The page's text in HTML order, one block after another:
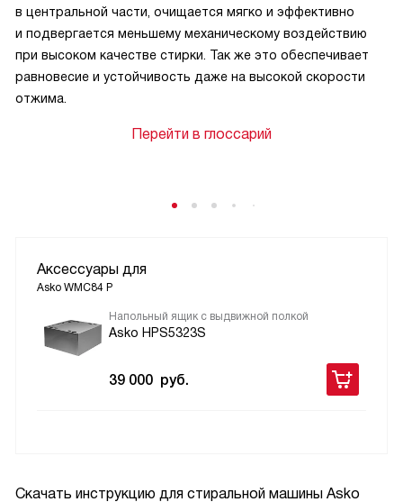
Скачать инструкцию для стиральной машины Asko
в центральной части, очищается мягко и эффективно
и подвергается меньшему механическому воздействию
при высоком качестве стирки. Так же это обеспечивает
равновесие и устойчивость даже на высокой скорости
отжима.
Перейти в глоссарий
Аксессуары для
Asko WMC84 P
Напольный ящик с выдвижной полкой
Asko HPS5323S
39 000 руб.